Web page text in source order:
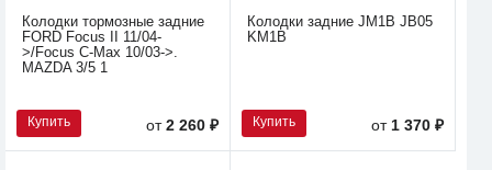
Колодки тормозные задние
FORD Focus II 11/04-
>/Focus C-Max 10/03->.
MAZDA 3/5 1
Купить от2 260 ₽
Колодки задние JM1B JB05
KM1B
Купить от 1 370 ₽